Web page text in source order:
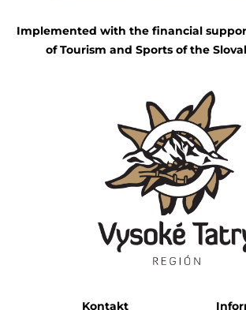
Implemented with the financial
of Tourism and Sports of the
Kontakt